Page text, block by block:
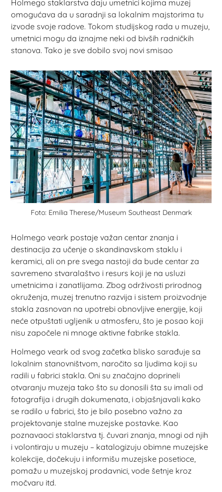
Holmego staklarstva daju umetnici kojima muzej
omogućava da u saradnji sa lokalnim majstorima tu
izvode svoje radove. Tokom studijskog rada u muzeju,
umetnici mogu da iznajme neki od bivših radničkih
stanova. Tako je sve dobilo svoj novi smisao
Foto: Emilia Therese/Museum Southeast Denmark
Holmego veark postaje važan centar znanja i
destinacija za učenje o skandinavskom staklu i
keramici, ali on pre svega nastoji da bude centar za
savremeno stvaralaštvo i resurs koji je na usluzi
umetnicima i zanatlijama. Zbog održivosti prirodnog
okruženja, muzej trenutno razvija i sistem proizvodnje
stakla zasnovan na upotrebi obnovljive energije, koji
neće otpuštati ugljenik u atmosferu, što je posao koji
nisu započele ni mnoge aktivne fabrike stakla.
Holmego veark od svog začetka blisko sarađuje sa
lokalnim stanovništvom, naročito sa ljudima koji su
radili u fabrici stakla. Oni su značajno doprineli
otvaranju muzeja tako što su donosili šta su imali od
fotografija i drugih dokumenata, i objašnjavali kako
se radilo u fabrici, što je bilo posebno važno za
projektovanje stalne muzejske postavke. Kao
poznavaoci staklarstva tj. čuvari znanja, mnogi od njih
i volontiraju u muzeju – katalogizuju obimne muzejske
kolekcije, dočekuju i informišu muzejske posetioce,
pomažu u muzejskoj prodavnici, vode šetnje kroz
močvaru itd.